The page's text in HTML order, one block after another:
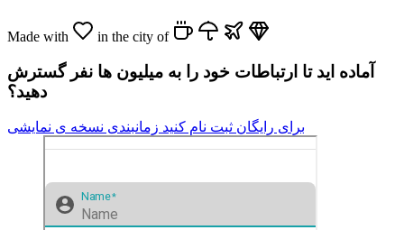
Made with in the city of
آماده اید تا ارتباطات خود را به میلیون ها نفر گسترش
دهید؟
برای رایگان ثبت نام کنید زمانبندی نسخه ی نمایشی